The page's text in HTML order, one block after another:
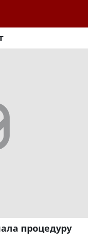
процедуру